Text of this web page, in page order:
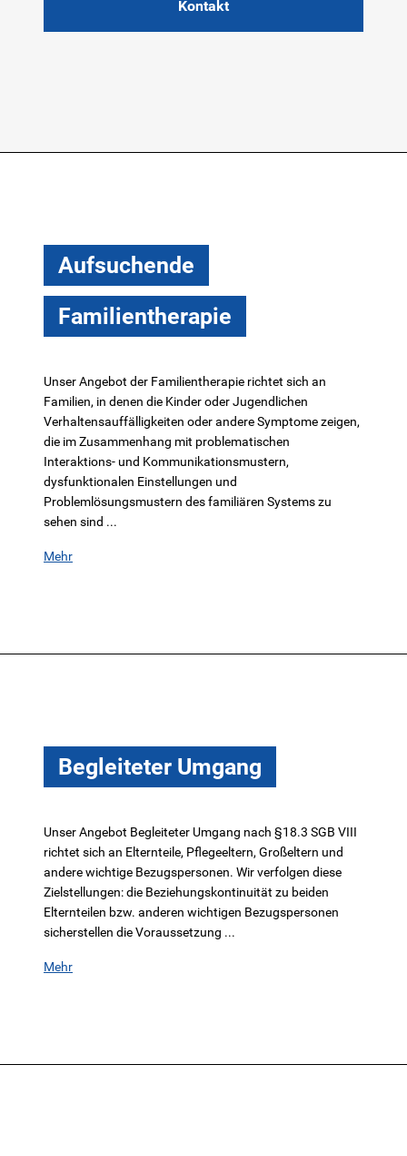
Kontakt
Aufsuchende
Familientherapie
Unser Angebot der Familientherapie richtet sich an
Familien, in denen die Kinder oder Jugendlichen
Verhaltensauffälligkeiten oder andere Symptome zeigen,
die im Zusammenhang mit problematischen
Interaktions- und Kommunikationsmustern,
dysfunktionalen Einstellungen und
Problemlösungsmustern des familiären Systems zu
sehen sind ...
Mehr
Begleiteter Umgang
Unser Angebot Begleiteter Umgang nach §18.3 SGB VIII
richtet sich an Elternteile, Pflegeeltern, Großeltern und
andere wichtige Bezugspersonen. Wir verfolgen diese
Zielstellungen: die Beziehungskontinuität zu beiden
Elternteilen bzw. anderen wichtigen Bezugspersonen
sicherstellen die Voraussetzung ...
Mehr